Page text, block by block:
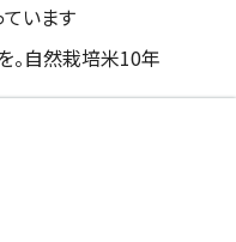
ています
。自然栽培米10年
！？ 越路西小学校